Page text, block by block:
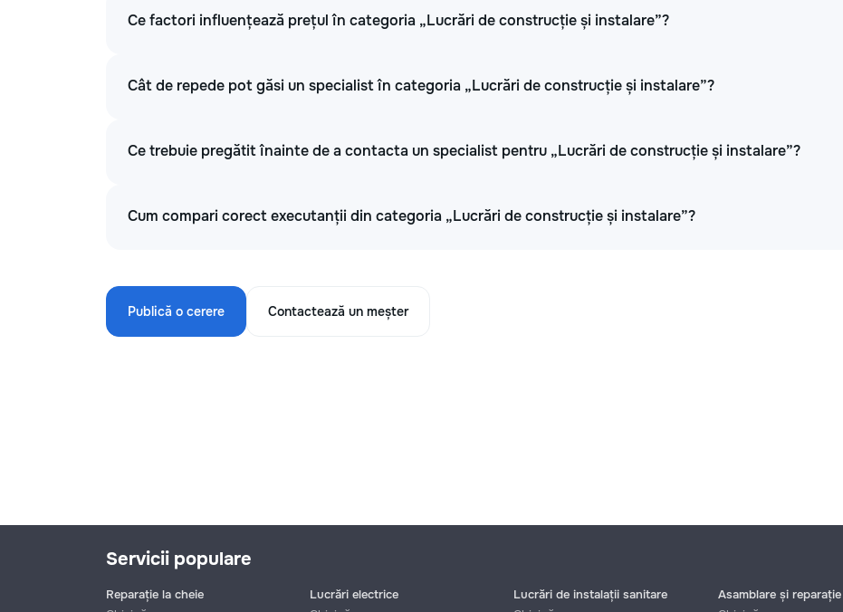
Ce factori influențează prețul în categoria „Lucrări de construcție și instalare”?
Cât de repede pot găsi un specialist în categoria „Lucrări de construcție și instalare”?
Ce trebuie pregătit înainte de a contacta un specialist pentru „Lucrări de construcție și instalare”?
Cum compari corect executanții din categoria „Lucrări de construcție și instalare”?
Publică o cerere Contactează un meșter
Servicii populare
Reparație la cheie
Lucrări electrice
Lucrări de instalații sanitare
Asamblare și